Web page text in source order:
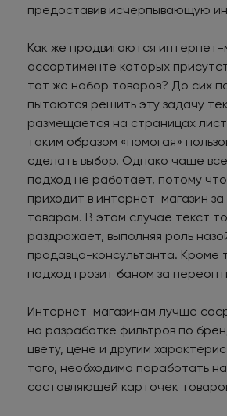
предоставив исчерпывающую
Как же продвигаются интернет-
ассортименте которых
тот же набор товаров? До сих
пытаются решить эту задачу
размещается на страницах
таким образом «помогая»
сделать выбор. Однако чаще
подход не работает, потому что
приходит в интернет-магазин
товаром. В этом случае текст
раздражает, выполняя роль
продавца-консультанта. Кроме
подход грозит баном за
Интернет-магазинам лучше
на разработке фильтров по
цвету, цене и другим
того, необходимо поработать
составляющей карточек